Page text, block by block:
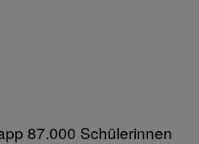
87.000 Schülerinnen